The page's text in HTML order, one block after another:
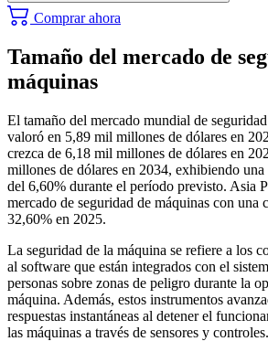
Comprar ahora
Tamaño del mercado de
máquinas
El tamaño del mercado mundial de
valoró en 5,89 mil millones de dólares en
crezca de 6,18 mil millones de dólares en
millones de dólares en 2034, exhibiendo una
del 6,60% durante el período previsto. Asia
mercado de seguridad de máquinas con una
32,60% en 2025.
La seguridad de la máquina se refiere a los
al software que están integrados con el
personas sobre zonas de peligro durante la
máquina. Además, estos instrumentos
respuestas instantáneas al detener el
las máquinas a través de sensores y controles.